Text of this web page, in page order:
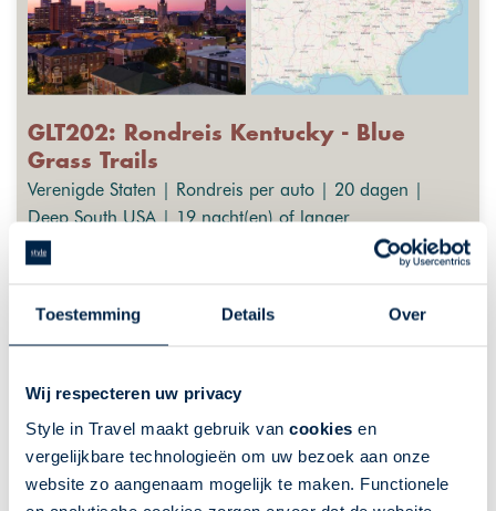
Toestemming Details Over
Wij respecteren uw privacy
Style in Travel maakt gebruik van cookies en
vergelijkbare technologieën om uw bezoek aan onze
website zo aangenaam mogelijk te maken. Functionele
GLT202: Rondreis Kentucky - Blue
Grass Trails
Verenigde Staten | Rondreis per auto | 20 dagen |
Deep South USA | 19 nacht(en) of langer
Fly-Drives
Ontdek onbekend Kentucky
Onontdekt natuurschoon
Bourbon Trail
Historische steden, zoals Bardstown
De getoonde prijs is ter indicatie. Deze is afhankelijk van